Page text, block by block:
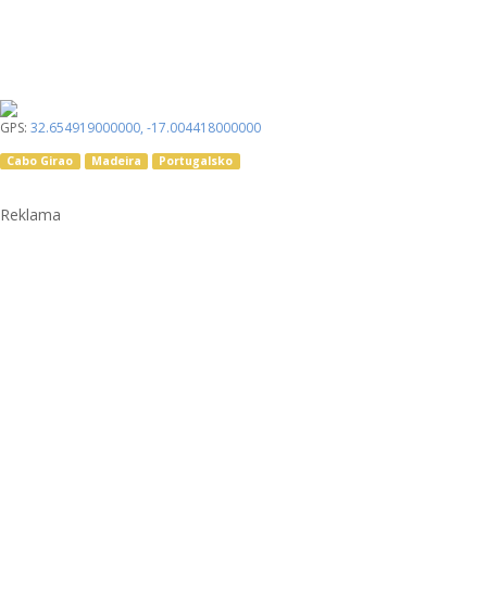
GPS: 32.654919000000, -17.004418000000
Cabo Girao Madeira Portugalsko
Reklama